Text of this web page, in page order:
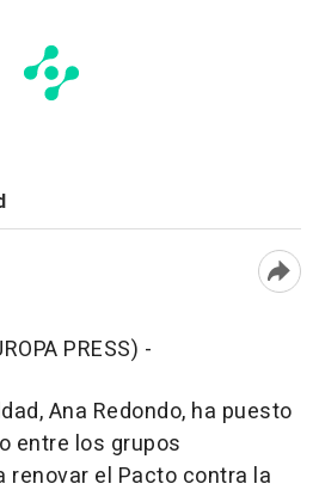
PRESS) -
Ana Redondo, ha puesto
entre los grupos
renovar el Pacto contra la